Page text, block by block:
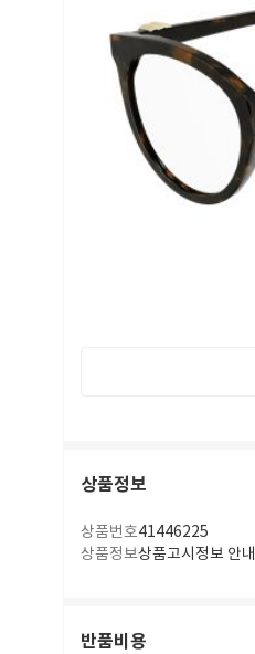
상품정보
상품번호41446225
상품정보상품고시정보 안내
반품비용